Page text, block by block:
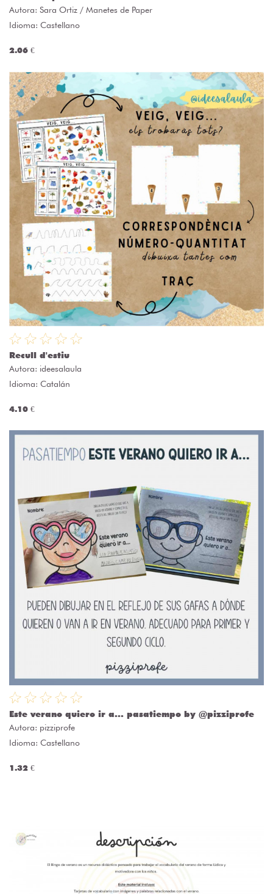
Autora: Sara Ortiz / Manetes de Paper
Idioma: Castellano
2.06 €
Recull d'estiu
Autora: ideesalaula
Idioma: Catalán
4.10 €
Este verano quiero ir a... pasatiempo by @pizziprofe
Autora: pizziprofe
Idioma: Castellano
1.32 €